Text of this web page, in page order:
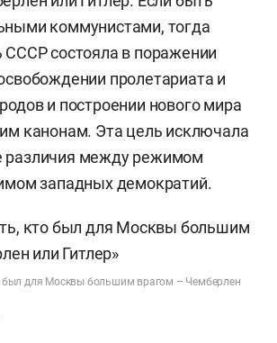
коммунистами, тогда
СССР состояла в поражении
пролетариата и
и построении нового мира
канонам. Эта цель исключала
различия между режимом
западных демократий.
был для Москвы большим врагом – Чемберлен